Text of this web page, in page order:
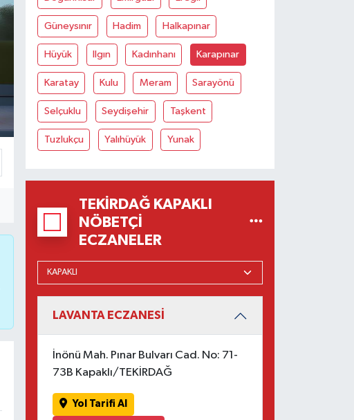
Güneysınır Hadim Halkapınar
Hüyük Ilgın Kadınhanı Karapınar
Karatay Kulu Meram Sarayönü
Selçuklu Seydişehir Taşkent
Tuzlukçu Yalıhüyük Yunak
TEKIRDAĞ KAPAKLI
NÖBETÇI
ECZANELER
LAVANTA ECZANESİ
İnönü Mah. Pınar Bulvarı Cad. No: 71-
73B Kapaklı/TEKİRDAĞ
Yol Tarifi Al